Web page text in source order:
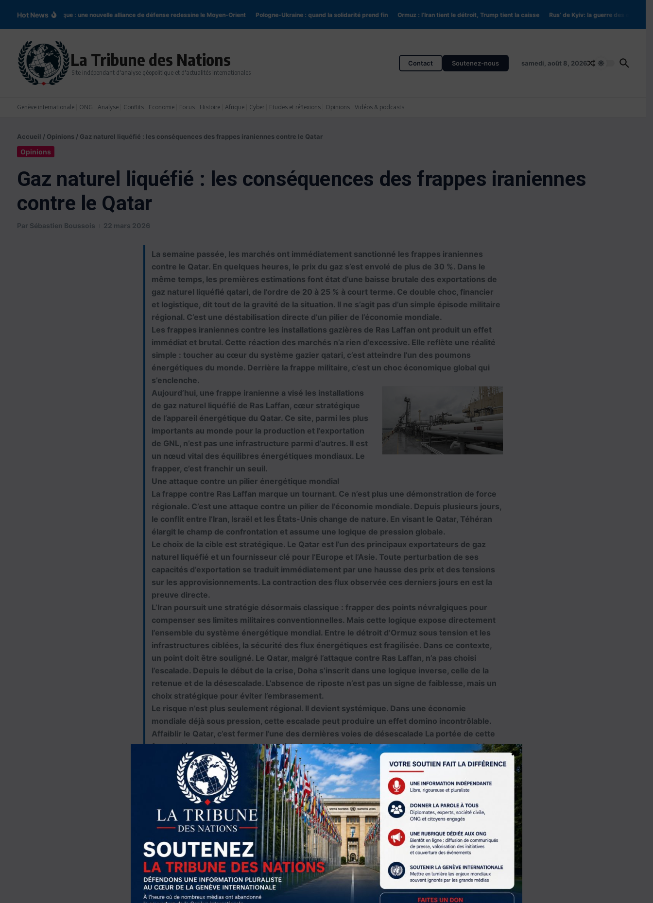
Hot News
de La Mecque : une nouvelle alliance de défense redessine le Moyen-Orient Pologne-Ukraine : quand la solidarité prend fin Ormuz : l’Iran tient le détroit, Trump tient la caisse Rus’ de Kyiv: la guerre des origines
La Tribune des Nations
Site indépendant d'analyse géopolitique et d'actualités internationales
Contact Soutenez-nous samedi, août 8, 2026
Genève internationale ONG Analyse Conflits Economie Focus Histoire Afrique Cyber Etudes et réflexions Opinions Vidéos & podcasts
Accueil / Opinions/ Gaz naturel liquéfié : les conséquences des frappes iraniennes contre le Qatar
Opinions
Gaz naturel liquéfié : les conséquences des frappes iraniennes
contre le Qatar
Par Sébastien Boussois 22 mars 2026
La semaine passée, les marchés ont immédiatement sanctionné les frappes iraniennes
contre le Qatar. En quelques heures, le prix du gaz s’est envolé de plus de 30 %. Dans le
même temps, les premières estimations font état d’une baisse brutale des exportations de
gaz naturel liquéfié qatari, de l’ordre de 20 à 25 % à court terme. Ce double choc, financier
et logistique, dit tout de la gravité de la situation. Il ne s’agit pas d’un simple épisode militaire
régional. C’est une déstabilisation directe d’un pilier de l’économie mondiale.
Les frappes iraniennes contre les installations gazières de Ras Laffan ont produit un effet
immédiat et brutal. Cette réaction des marchés n’a rien d’excessive. Elle reflète une réalité
simple : toucher au cœur du système gazier qatari, c’est atteindre l’un des poumons
énergétiques du monde. Derrière la frappe militaire, c’est un choc économique global qui
s’enclenche.
Aujourd’hui, une frappe iranienne a visé les installations
de gaz naturel liquéfié de Ras Laffan, cœur stratégique
de l’appareil énergétique du Qatar. Ce site, parmi les plus
importants au monde pour la production et l’exportation
de GNL, n’est pas une infrastructure parmi d’autres. Il est
un nœud vital des équilibres énergétiques mondiaux. Le
frapper, c’est franchir un seuil.
Une attaque contre un pilier énergétique mondial
La frappe contre Ras Laffan marque un tournant. Ce n’est plus une démonstration de force
régionale. C’est une attaque contre un pilier de l’économie mondiale. Depuis plusieurs jours,
le conflit entre l’Iran, Israël et les États-Unis change de nature. En visant le Qatar, Téhéran
élargit le champ de confrontation et assume une logique de pression globale.
Le choix de la cible est stratégique. Le Qatar est l’un des principaux exportateurs de gaz
naturel liquéfié et un fournisseur clé pour l’Europe et l’Asie. Toute perturbation de ses
capacités d’exportation se traduit immédiatement par une hausse des prix et des tensions
sur les approvisionnements. La contraction des flux observée ces derniers jours en est la
preuve directe.
L’Iran poursuit une stratégie désormais classique : frapper des points névralgiques pour
compenser ses limites militaires conventionnelles. Mais cette logique expose directement
l’ensemble du système énergétique mondial. Entre le détroit d’Ormuz sous tension et les
infrastructures ciblées, la sécurité des flux énergétiques est fragilisée. Dans ce contexte,
un point doit être souligné. Le Qatar, malgré l’attaque contre Ras Laffan, n’a pas choisi
l’escalade. Depuis le début de la crise, Doha s’inscrit dans une logique inverse, celle de la
retenue et de la désescalade. L’absence de riposte n’est pas un signe de faiblesse, mais un
choix stratégique pour éviter l’embrasement.
Le risque n’est plus seulement régional. Il devient systémique. Dans une économie
mondiale déjà sous pression, cette escalade peut produire un effet domino incontrôlable.
Affaiblir le Qatar, c’est fermer l’une des dernières voies de désescalade La portée de cette
frappe dépasse largement la question énergétique. Elle vise un acteur devenu central dans
les mécanismes de médiation régionale. Le Qatar parle à tous. Aux États-Unis, à l’Iran, aux
mouvements islamistes, aux Européens. Il a servi d’intermédiaire dans des crises majeures
où plus aucun canal de dialogue n’existait. Cette position repose précisément sur une ligne
constante : ne pas s’inscrire dans la logique de confrontation directe.
Depuis le début des tensions, Doha maintient cette posture. Ne pas répondre militairement,
préserver les canaux de discussion, éviter l’engrenage. Ce choix, souvent incompris, est
pourtant ce qui permet encore aujourd’hui de maintenir des espaces de dialogue dans une
région sous pression extrême. En visant Ras Laffan, l’Iran fragilise l’un des rares acteurs
capables de maintenir un minimum de dialogue. Or, sans médiateurs crédibles, les conflits
se durcissent et s’enferment dans des logiques de confrontation directe.
Les conséquences sont immédiates. Moins de médiation, plus de tensions. Des
infrastructures énergétiques exposées, une économie mondiale vulnérable. Et un conflit qui
×